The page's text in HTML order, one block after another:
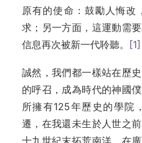
原有的使命：鼓勵人悔改
求；另一方面，這運動需
信息再次被新一代聆聽。
[1]
誠然，我們都一樣站在歷
的呼召，成為時代的神國
所擁有125年歷史的學院
遷，在我還未生於人世之
十九世紀末拓荒南洋，在